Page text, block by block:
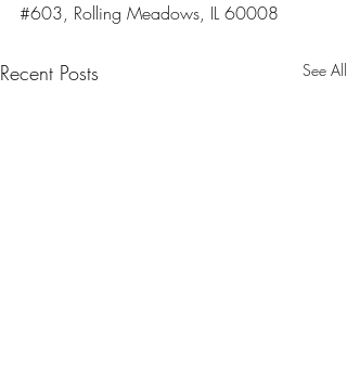
#603, Rolling Meadows, IL 60008
Recent Posts See All